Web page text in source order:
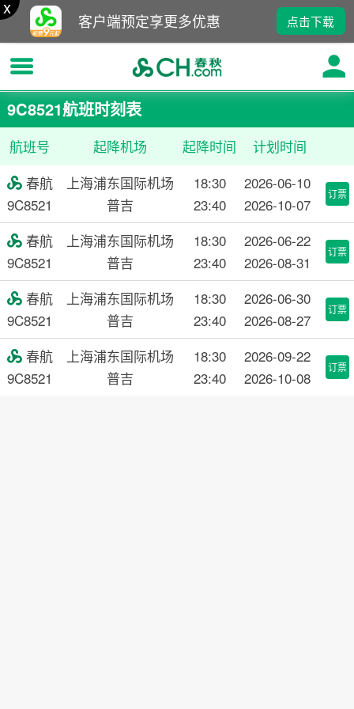
点击下载
客户端预定享更多优惠
x
9C8521航班时刻表
航班号 起降机场 起降时间 计划时间
春航
9C8521
上海浦东国际机场
普吉
18:30
23:40
2026-06-10
2026-10-07
订票
春航
9C8521
上海浦东国际机场
普吉
18:30
23:40
2026-06-22
2026-08-31
订票
春航
9C8521
上海浦东国际机场
普吉
18:30
23:40
2026-06-30
2026-08-27
订票
春航
9C8521
上海浦东国际机场
普吉
18:30
23:40
2026-09-22
2026-10-08
订票